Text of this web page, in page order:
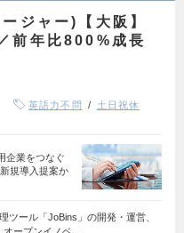
ジャー)【大阪】
前年比800%成長
英語力不問
土日祝休
企業をつなぐ
規導入提案か
ツール「JoBins」の開発・運営、